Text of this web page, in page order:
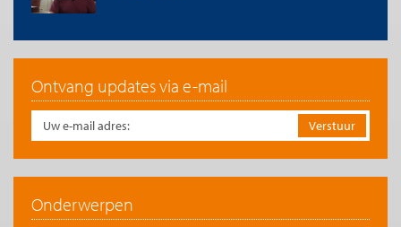
Ontvang updates via e-mail
Onderwerpen